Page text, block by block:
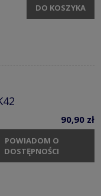
DO KOSZYKA
90,90 zł
POWIADOM O
DOSTĘPNOŚCI